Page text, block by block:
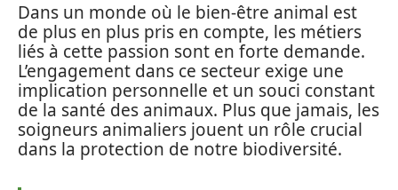
Dans un monde où le bien-être animal est
de plus en plus pris en compte, les métiers
liés à cette passion sont en forte demande.
L’engagement dans ce secteur exige une
implication personnelle et un souci constant
de la santé des animaux. Plus que jamais, les
soigneurs animaliers jouent un rôle crucial
dans la protection de notre biodiversité.